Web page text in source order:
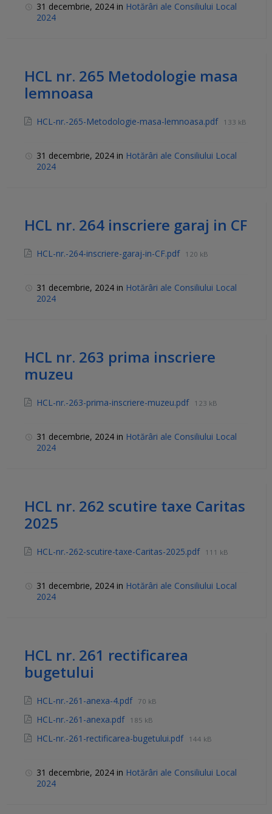
31 decembrie, 2024 in Hotărâri ale Consiliului Local
2024
HCL nr. 265 Metodologie masa
lemnoasa
HCL-nr.-265-Metodologie-masa-lemnoasa.pdf 133 kB
31 decembrie, 2024 in Hotărâri ale Consiliului Local
2024
HCL nr. 264 inscriere garaj in CF
HCL-nr.-264-inscriere-garaj-in-CF.pdf 120 kB
31 decembrie, 2024 in Hotărâri ale Consiliului Local
2024
HCL nr. 263 prima inscriere
muzeu
HCL-nr.-263-prima-inscriere-muzeu.pdf 123 kB
31 decembrie, 2024 in Hotărâri ale Consiliului Local
2024
HCL nr. 262 scutire taxe Caritas
2025
HCL-nr.-262-scutire-taxe-Caritas-2025.pdf 111 kB
31 decembrie, 2024 in Hotărâri ale Consiliului Local
2024
HCL nr. 261 rectificarea
bugetului
HCL-nr.-261-anexa-4.pdf 70 kB
HCL-nr.-261-anexa.pdf 185 kB
HCL-nr.-261-rectificarea-bugetului.pdf 144 kB
31 decembrie, 2024 in Hotărâri ale Consiliului Local
2024